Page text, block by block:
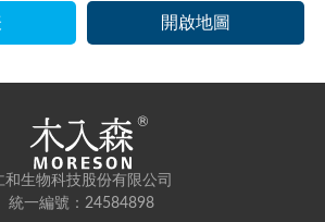
開啟地圖
和生物科技股份有限公司
統一編號：24584898